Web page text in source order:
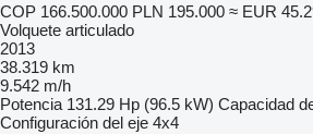
COP 166.500.000 PLN 195.000 ≈ EUR
Volquete articulado
2013
38.319 km
9.542 m/h
Potencia 131.29 Hp (96.5 kW) Capacidad
Configuración del eje 4x4